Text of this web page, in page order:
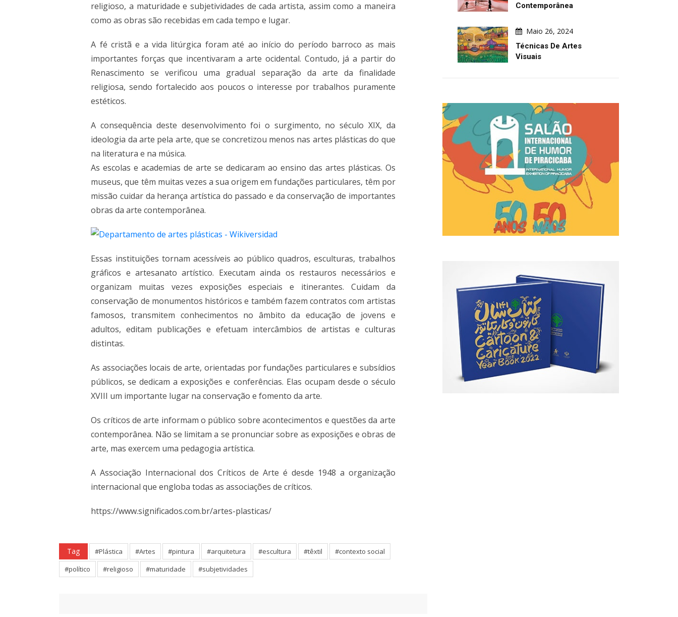
religioso, a maturidade e subjetividades de cada artista, assim como a maneira
como as obras são recebidas em cada tempo e lugar.
A fé cristã e a vida litúrgica foram até ao início do período barroco as mais
importantes forças que incentivaram a arte ocidental. Contudo, já a partir do
Renascimento se verificou uma gradual separação da arte da finalidade
religiosa, sendo fortalecido aos poucos o interesse por trabalhos puramente
estéticos.
A consequência deste desenvolvimento foi o surgimento, no século XIX, da
ideologia da arte pela arte, que se concretizou menos nas artes plásticas do que
na literatura e na música.
As escolas e academias de arte se dedicaram ao ensino das artes plásticas. Os
museus, que têm muitas vezes a sua origem em fundações particulares, têm por
missão cuidar da herança artística do passado e da conservação de importantes
obras da arte contemporânea.
Essas instituições tornam acessíveis ao público quadros, esculturas, trabalhos
gráficos e artesanato artístico. Executam ainda os restauros necessários e
organizam muitas vezes exposições especiais e itinerantes. Cuidam da
conservação de monumentos históricos e também fazem contratos com artistas
famosos, transmitem conhecimentos no âmbito da educação de jovens e
adultos, editam publicações e efetuam intercâmbios de artistas e culturas
distintas.
As associações locais de arte, orientadas por fundações particulares e subsídios
públicos, se dedicam a exposições e conferências. Elas ocupam desde o século
XVIII um importante lugar na conservação e fomento da arte.
Os críticos de arte informam o público sobre acontecimentos e questões da arte
contemporânea. Não se limitam a se pronunciar sobre as exposições e obras de
arte, mas exercem uma pedagogia artística.
A Associação Internacional dos Críticos de Arte é desde 1948 a organização
internacional que engloba todas as associações de críticos.
https://www.significados.com.br/artes-plasticas/
Tag #Plástica #Artes #pintura #arquitetura #escultura #têxtil
#contexto social
#político
#religioso #maturidade #subjetividades
Contemporânea
Maio 26, 2024
Técnicas De Artes
Visuais